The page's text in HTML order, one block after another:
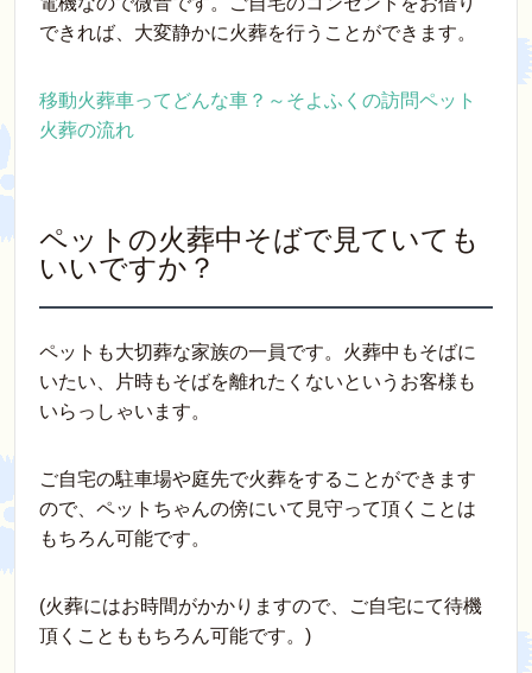
できれば、大変静かに火葬を行うことができます。
移動火葬車ってどんな車？～そよふくの訪問ペット
火葬の流れ
ペットの火葬中そばで見ていても
いいですか？
ペットも大切葬な家族の一員です。火葬中もそばに
いたい、片時もそばを離れたくないというお客様も
いらっしゃいます。
ご自宅の駐車場や庭先で火葬をすることができます
ので、ペットちゃんの傍にいて見守って頂くことは
もちろん可能です。
(火葬にはお時間がかかりますので、ご自宅にて待機
頂くことももちろん可能です。)